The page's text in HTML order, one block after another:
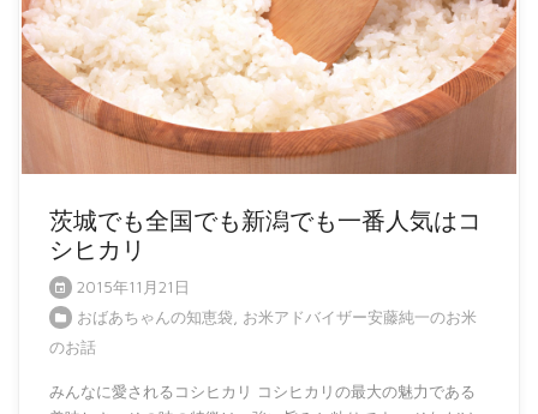
茨城でも全国でも新潟でも一番人気はコ
シヒカリ
2015年11月21日
おばあちゃんの知恵袋
お米アドバイザー安藤純一のお米
のお話
みんなに愛されるコシヒカリ コシヒカリの最大の魅力である